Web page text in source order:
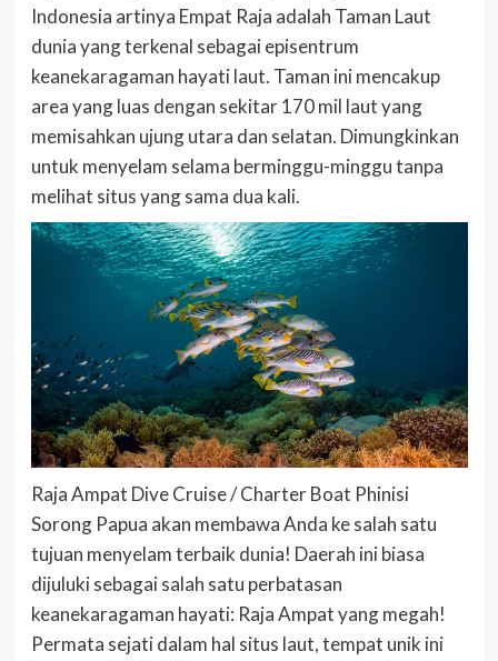
Indonesia artinya Empat Raja adalah Taman Laut
dunia yang terkenal sebagai episentrum
keanekaragaman hayati laut. Taman ini mencakup
area yang luas dengan sekitar 170 mil laut yang
memisahkan ujung utara dan selatan. Dimungkinkan
untuk menyelam selama berminggu-minggu tanpa
melihat situs yang sama dua kali.
Raja Ampat Dive Cruise / Charter Boat Phinisi
Sorong Papua akan membawa Anda ke salah satu
tujuan menyelam terbaik dunia! Daerah ini biasa
dijuluki sebagai salah satu perbatasan
keanekaragaman hayati: Raja Ampat yang megah!
Permata sejati dalam hal situs laut, tempat unik ini